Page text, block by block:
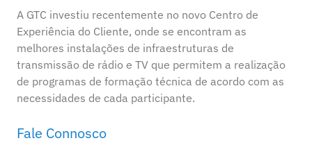
A GTC investiu recentemente no novo Centro de
Experiência do Cliente, onde se encontram as
melhores instalações de infraestruturas de
transmissão de rádio e TV que permitem a realização
de programas de formação técnica de acordo com as
necessidades de cada participante.
Fale Connosco